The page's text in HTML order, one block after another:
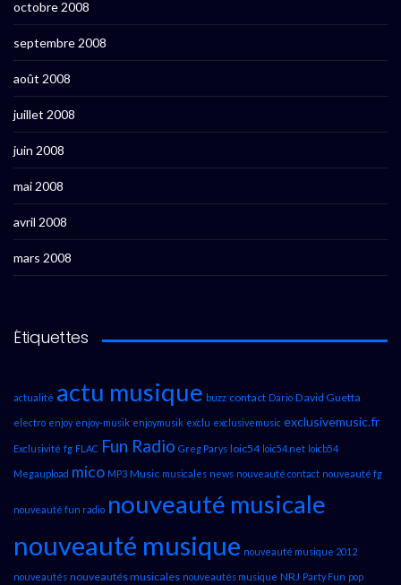
octobre 2008
septembre 2008
août 2008
juillet 2008
juin 2008
mai 2008
avril 2008
mars 2008
Étiquettes
actualité actu musique buzz contact Dario David Guetta
electro enjoy enjoy-musik enjoymusik exclu exclusivemusic exclusivemusic.fr
Exclusivité fg FLAC Fun Radio Greg Parys loic54 loic54.net loicb54
Megaupload mico MP3 Music musicales news nouveauté contact nouveauté fg
nouveauté fun radio nouveauté musicale
nouveauté musique nouveauté musique 2012
nouveautés nouveautés musicales nouveautés musique NRJ Party Fun pop